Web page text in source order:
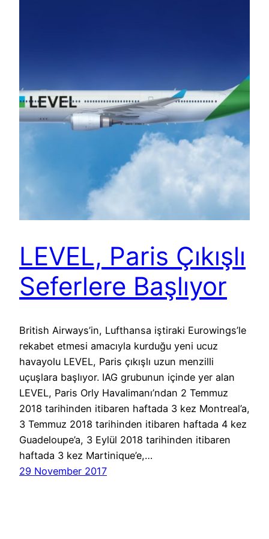
LEVEL, Paris Çıkışlı
Seferlere Başlıyor
British Airways’in, Lufthansa iştiraki Eurowings’le
rekabet etmesi amacıyla kurduğu yeni ucuz
havayolu LEVEL, Paris çıkışlı uzun menzilli
uçuşlara başlıyor. IAG grubunun içinde yer alan
LEVEL, Paris Orly Havalimanı’ndan 2 Temmuz
2018 tarihinden itibaren haftada 3 kez Montreal’a,
3 Temmuz 2018 tarihinden itibaren haftada 4 kez
Guadeloupe’a, 3 Eylül 2018 tarihinden itibaren
haftada 3 kez Martinique’e,…
29 November 2017